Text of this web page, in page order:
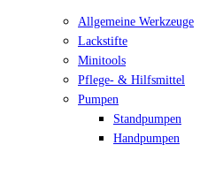
Allgemeine Werkzeuge
Lackstifte
Minitools
Pflege- & Hilfsmittel
Pumpen
Standpumpen
Handpumpen